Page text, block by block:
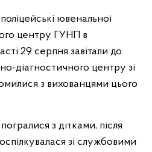
ювенальної
центру ГУНП в
29 серпня завітали до
діагностичного центру зі
з вихованцями цього
з дітками, після
зі службовими